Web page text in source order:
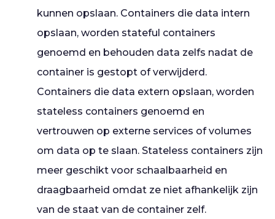
kunnen opslaan. Containers die data intern
opslaan, worden stateful containers
genoemd en behouden data zelfs nadat de
container is gestopt of verwijderd.
Containers die data extern opslaan, worden
stateless containers genoemd en
vertrouwen op externe services of volumes
om data op te slaan. Stateless containers zijn
meer geschikt voor schaalbaarheid en
draagbaarheid omdat ze niet afhankelijk zijn
van de staat van de container zelf.